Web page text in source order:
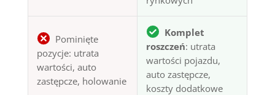
Pominięte
pozycje: utrata
wartości, auto
zastępcze, holowanie
Komplet
roszczeń: utrata
wartości pojazdu,
auto zastępcze,
koszty dodatkowe